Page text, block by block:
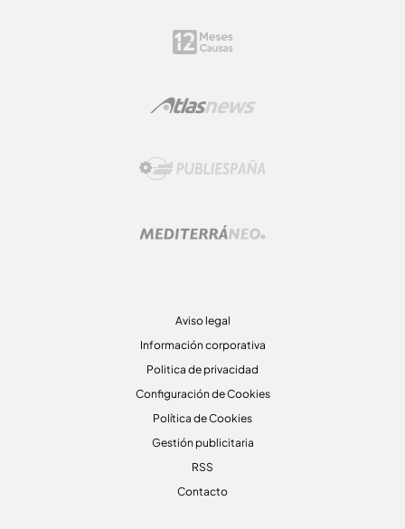
Aviso legal
Información corporativa
Politica de privacidad
Configuración de Cookies
Política de Cookies
Gestión publicitaria
RSS
Contacto